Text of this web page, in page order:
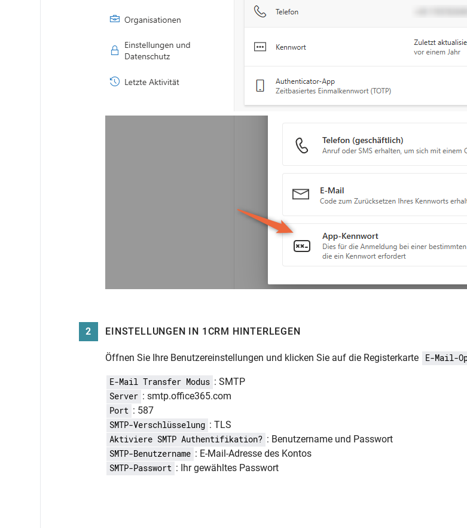
2 EINSTELLUNGEN IN 1CRM HINTERLEGEN
Öffnen Sie Ihre Benutzereinstellungen und klicken Sie auf die Registerkarte E-Mail-
E-Mail Transfer Modus : SMTP
Server : smtp.office365.com
Port : 587
SMTP-Verschlüsselung : TLS
Aktiviere SMTP Authentifikation? : Benutzername und Passwort
SMTP-Benutzername : E-Mail-Adresse des Kontos
SMTP-Passwort : Ihr gewähltes Passwort